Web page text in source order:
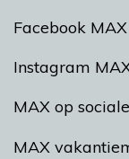
Facebook
Instagram
MAX op
MAX